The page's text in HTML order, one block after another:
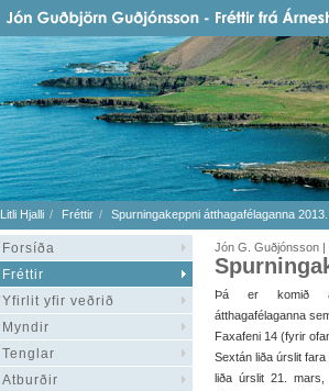
Litli Hjalli Fréttir Spurningakeppni átthagafélaganna 2013.
Forsíða
Fréttir
Yfirlit yfir veðrið
Myndir
Tenglar
Atburðir
Jón G. Guðjónsson |
Þá er komið
átthagafélaganna
Faxafeni 14 (fyrir
Sextán liða úrslit
liða úrslit 21. mars,